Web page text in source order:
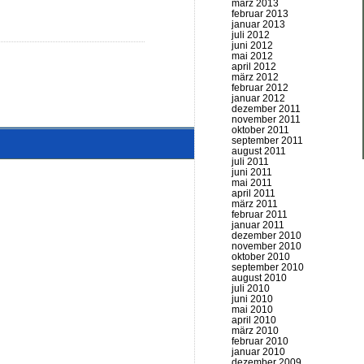
märz 2013
februar 2013
januar 2013
juli 2012
juni 2012
mai 2012
april 2012
märz 2012
februar 2012
januar 2012
dezember 2011
november 2011
oktober 2011
september 2011
august 2011
juli 2011
juni 2011
mai 2011
april 2011
märz 2011
februar 2011
januar 2011
dezember 2010
november 2010
oktober 2010
september 2010
august 2010
juli 2010
juni 2010
mai 2010
april 2010
märz 2010
februar 2010
januar 2010